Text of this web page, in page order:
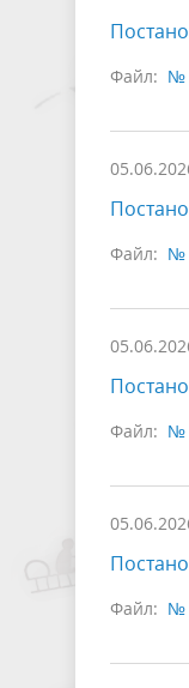
Файл: №
Файл: №
Файл: №
Файл: №